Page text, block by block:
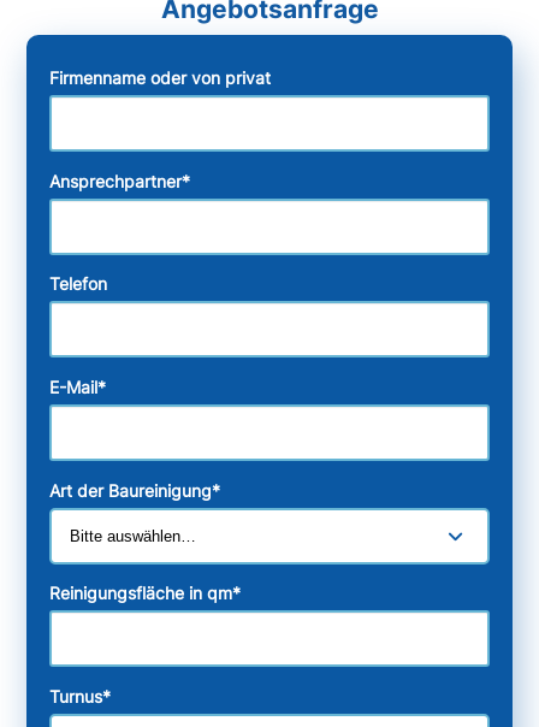
Firmenname oder von privat
Ansprechpartner*
Telefon
E-Mail*
Art der Baureinigung*
Reinigungsfläche in qm*
Turnus*